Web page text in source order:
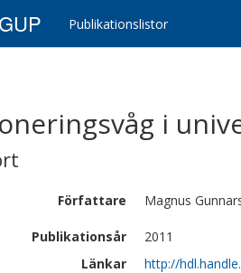
GUP Publikationslistor
i
Författare Magnus
Publikationsår
2011
Länkar
http://